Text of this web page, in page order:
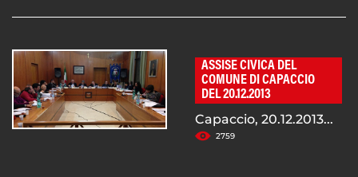
ASSISE CIVICA DEL
COMUNE DI CAPACCIO
DEL 20.12.2013
Capaccio, 20.12.2013...
2759